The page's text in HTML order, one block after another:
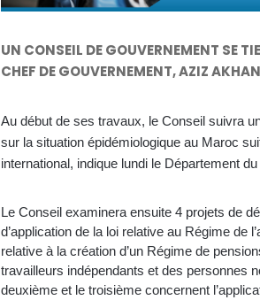
UN CONSEIL DE GOUVERNEMENT SE
CHEF DE GOUVERNEMENT, AZIZ
Au début de ses travaux, le Conseil suivra
sur la situation épidémiologique au Maroc
international, indique lundi le Département
Le Conseil examinera ensuite 4 projets de
d’application de la loi relative au Régime de
relative à la création d’un Régime de
travailleurs indépendants et des personnes
deuxième et le troisième concernent